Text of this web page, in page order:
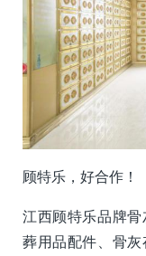
顾特乐，好合作！
江西顾特乐品牌
葬用品配件、骨